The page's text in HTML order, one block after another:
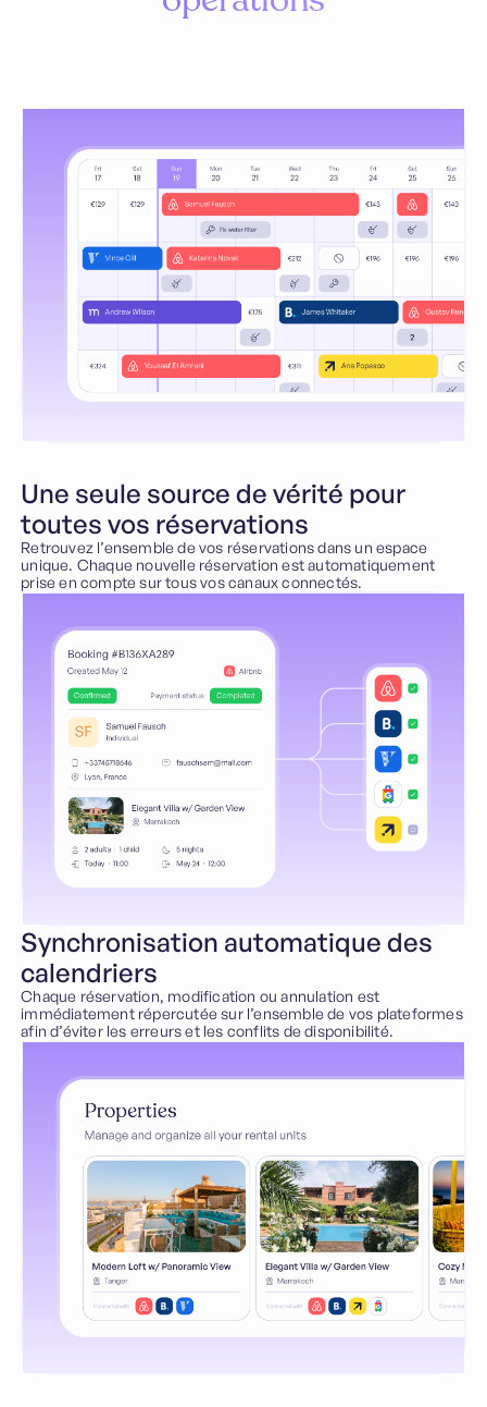
Une seule source de vérité pour
toutes vos réservations
Retrouvez l’ensemble de vos réservations dans un espace
unique. Chaque nouvelle réservation est automatiquement
prise en compte sur tous vos canaux connectés.
Synchronisation automatique des
calendriers
Chaque réservation, modification ou annulation est
immédiatement répercutée sur l’ensemble de vos plateformes
afin d’éviter les erreurs et les conflits de disponibilité.